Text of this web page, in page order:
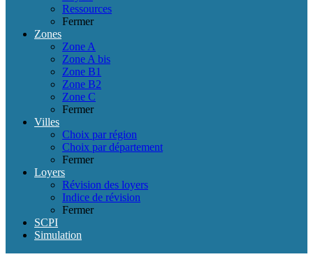
Ressources
Fermer
Zones
Zone A
Zone A bis
Zone B1
Zone B2
Zone C
Fermer
Villes
Choix par région
Choix par département
Fermer
Loyers
Révision des loyers
Indice de révision
Fermer
SCPI
Simulation